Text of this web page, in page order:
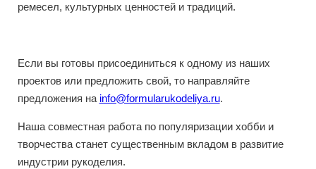
ремесел, культурных ценностей и традиций.
Если вы готовы присоединиться к одному из наших
проектов или предложить свой, то направляйте
предложения на info@formularukodeliya.ru.
Наша совместная работа по популяризации хобби и
творчества станет существенным вкладом в развитие
индустрии рукоделия.